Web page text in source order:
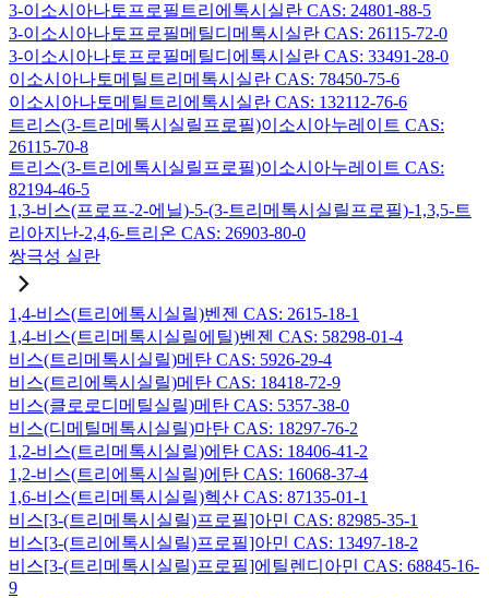
3-이소시아나토프로필트리에톡시실란 CAS: 24801-88-5
3-이소시아나토프로필메틸디메톡시실란 CAS: 26115-72-0
3-이소시아나토프로필메틸디에톡시실란 CAS: 33491-28-0
이소시아나토메틸트리메톡시실란 CAS: 78450-75-6
이소시아나토메틸트리에톡시실란 CAS: 132112-76-6
트리스(3-트리메톡시실릴프로필)이소시아누레이트 CAS:
26115-70-8
트리스(3-트리에톡시실릴프로필)이소시아누레이트 CAS:
82194-46-5
1,3-비스(프로프-2-에닐)-5-(3-트리메톡시실릴프로필)-1,3,5-트
리아지난-2,4,6-트리온 CAS: 26903-80-0
쌍극성 실란
1,4-비스(트리에톡시실릴)벤젠 CAS: 2615-18-1
1,4-비스(트리메톡시실릴에틸)벤젠 CAS: 58298-01-4
비스(트리메톡시실릴)메탄 CAS: 5926-29-4
비스(트리에톡시실릴)메탄 CAS: 18418-72-9
비스(클로로디메틸실릴)메탄 CAS: 5357-38-0
비스(디메틸메톡시실릴)마탄 CAS: 18297-76-2
1,2-비스(트리메톡시실릴)에탄 CAS: 18406-41-2
1,2-비스(트리에톡시실릴)에탄 CAS: 16068-37-4
1,6-비스(트리메톡시실릴)헥산 CAS: 87135-01-1
비스[3-(트리메톡시실릴)프로필]아민 CAS: 82985-35-1
비스[3-(트리에톡시실릴)프로필]아민 CAS: 13497-18-2
비스[3-(트리메톡시실릴)프로필]에틸렌디아민 CAS: 68845-16-
9